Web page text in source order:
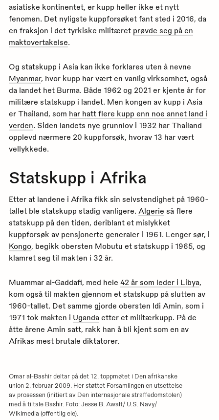
asiatiske kontinentet, er kupp heller ikke et nytt
fenomen. Det nyligste kuppforsøket fant sted i 2016, da
en fraksjon i det tyrkiske militæret prøvde seg på en
maktovertakelse.
Og statskupp i Asia kan ikke forklares uten å nevne
Myanmar, hvor kupp har vært en vanlig virksomhet, også
da landet het Burma. Både 1962 og 2021 er kjente år for
militære statskupp i landet. Men kongen av kupp i Asia
er Thailand, som har hatt flere kupp enn noe annet land i
verden. Siden landets nye grunnlov i 1932 har Thailand
opplevd nærmere 20 kuppforsøk, hvorav 13 har vært
vellykkede.
Statskupp i Afrika
Etter at landene i Afrika fikk sin selvstendighet på 1960-
tallet ble statskupp stadig vanligere. Algerie så flere
statskupp på den tiden, deriblant et mislykket
kuppforsøk av pensjonerte generaler i 1961. Lenger sør, i
Kongo, begikk obersten Mobutu et statskupp i 1965, og
klamret seg til makten i 32 år.
Muammar al-Gaddafi, med hele 42 år som leder i Libya,
kom også til makten gjennom et statskupp på slutten av
1960-tallet. Det samme gjorde obersten Idi Amin, som i
1971 tok makten i Ugandaetter et militærkupp. På de
åtte årene Amin satt, rakk han å bli kjent som en av
Afrikas mest brutale diktatorer.
Omar al-Bashir deltar på det 12. toppmøtet i Den afrikanske
union 2. februar 2009. Her støttet Forsamlingen en utsettelse
av prosessen (initiert av Den internasjonale straffedomstolen)
med å tiltale Bashir. Foto: Jesse B. Awalt/ U.S. Navy/
Wikimedia (offentlig eie).